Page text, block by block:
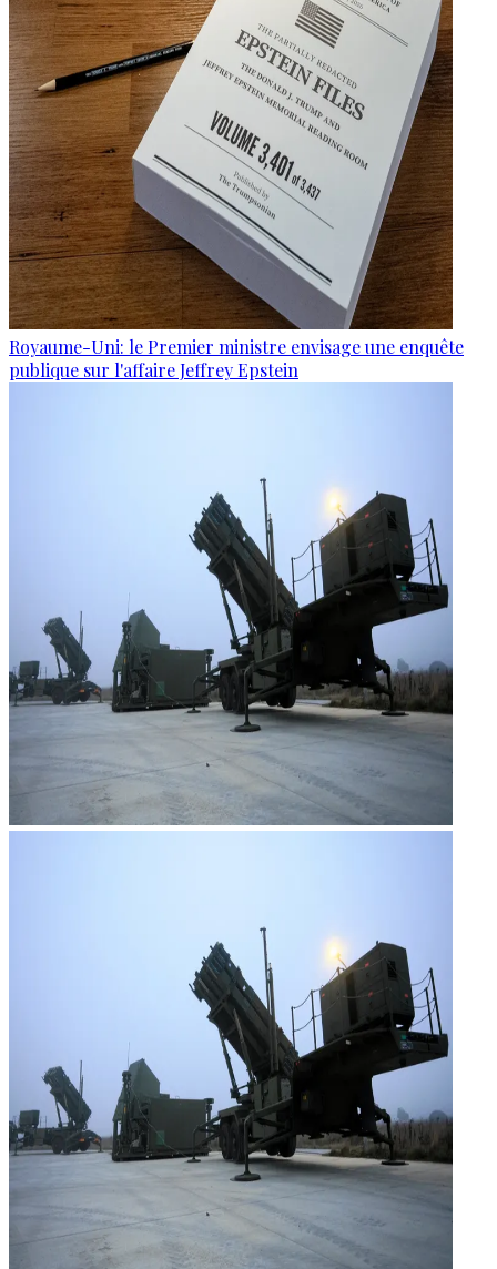
Royaume-Uni: le Premier ministre envisage une enquête
publique sur l'affaire Jeffrey Epstein